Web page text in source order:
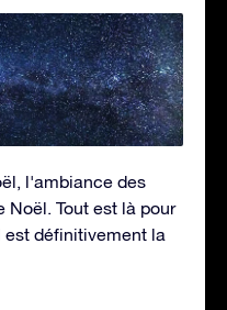
l'ambiance des
Noël. Tout est là pour
est définitivement la